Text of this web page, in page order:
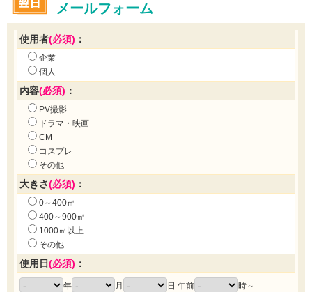
メールフォーム
使用者(必須) ：
企業
個人
内容(必須) ：
PV撮影
ドラマ・映画
CM
コスプレ
その他
大きさ(必須) ：
0～400㎡
400～900㎡
1000㎡以上
その他
使用日(必須) ：
年 月 日 午前
時～